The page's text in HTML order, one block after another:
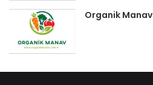
Organik Manav